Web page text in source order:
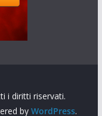
i diritti riservati.
byWordPress.